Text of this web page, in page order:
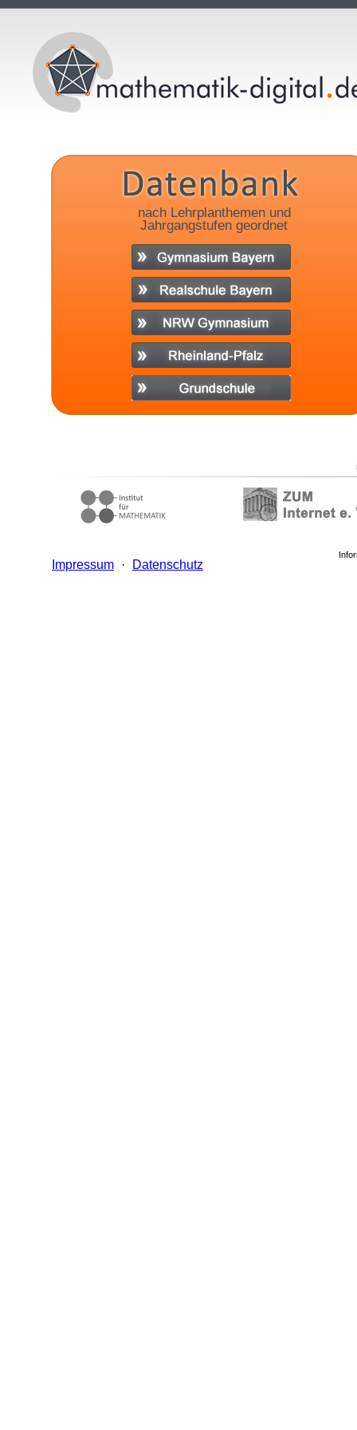
nach Lehrplanthemen und
Jahrgangstufen geordnet
Impressum · Datenschutz